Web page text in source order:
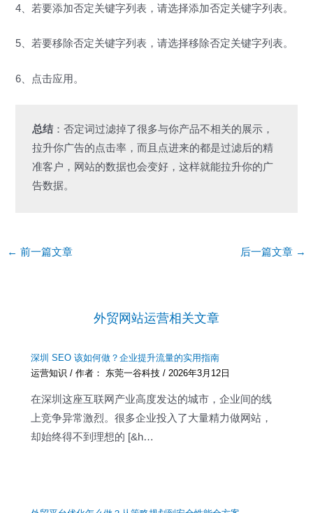
4、若要添加否定关键字列表，请选择添加否定关键字列表。
5、若要移除否定关键字列表，请选择移除否定关键字列表。
6、点击应用。
总结：否定词过滤掉了很多与你产品不相关的展示，
拉升你广告的点击率，而且点进来的都是过滤后的精
准客户，网站的数据也会变好，这样就能拉升你的广
告数据。
Post
← 前一篇文章 后一篇文章 →
外贸网站运营相关文章
深圳 SEO 该如何做？企业提升流量的实用指南
运营知识 / 作者： 东莞一谷科技/ 2026年3月12日
在深圳这座互联网产业高度发达的城市，企业间的线
上竞争异常激烈。很多企业投入了大量精力做网站，
却始终得不到理想的 [&h…